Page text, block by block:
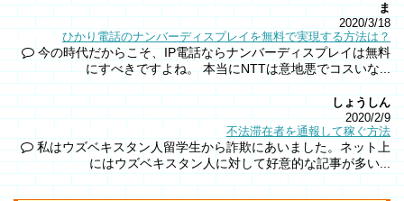
ま
2020/3/18
ひかり電話のナンバーディスプレイを無料で実現する方法は？
今の時代だからこそ、IP電話ならナンバーディスプレイは無料
にすべきですよね。 本当にNTTは意地悪でコスいな...
しょうしん
2020/2/9
不法滞在者を通報して稼ぐ方法
私はウズベキスタン人留学生から詐欺にあいました。ネット上
にはウズベキスタン人に対して好意的な記事が多い...